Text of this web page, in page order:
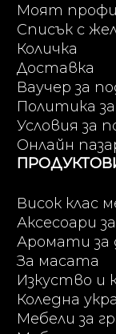
Моят
Списък с
Количка
Доставка
Ваучер за
Политика
Условия за
Онлайн
Висок клас
Аксесоари
Аромати за
За масата
Изкуство и
Коледна
Мебели за